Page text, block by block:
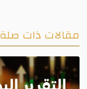
مقالات ذات صلة